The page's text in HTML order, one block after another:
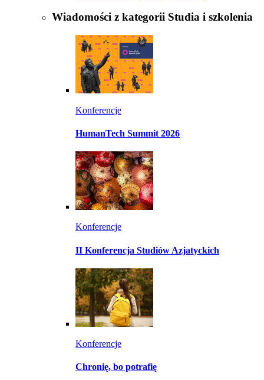
Wiadomości z kategorii Studia i szkolenia
Konferencje
HumanTech Summit 2026
Konferencje
II Konferencja Studiów Azjatyckich
Konferencje
Chronię, bo potrafię